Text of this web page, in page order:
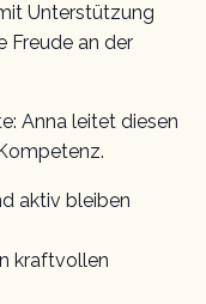
Unterstützung
Freude an der
Anna leitet diesen
aktiv bleiben
kraftvollen